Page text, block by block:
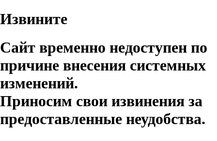
Извините
Сайт временно недоступен по
причине внесения системных
изменений.
Приносим свои извинения за
предоставленные неудобства.